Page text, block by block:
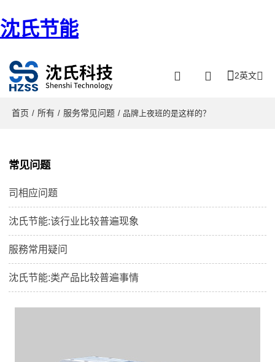
沈氏节能
2英文
首页 / 所有 / 服务常见问题 / 品牌上夜班的是这样的？
常见问题
司相应问题
沈氏节能:该行业比较普遍现象
服務常用疑问
沈氏节能:类产品比较普遍事情